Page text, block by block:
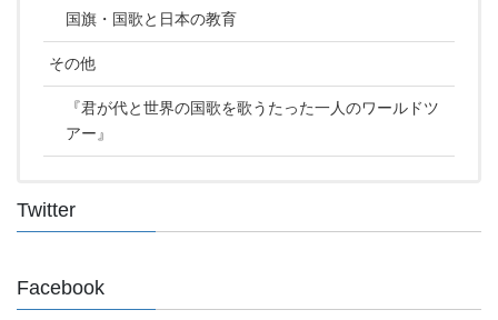
国旗・国歌と日本の教育
その他
『君が代と世界の国歌を歌うたった一人のワールドツ
アー』
Twitter
Facebook